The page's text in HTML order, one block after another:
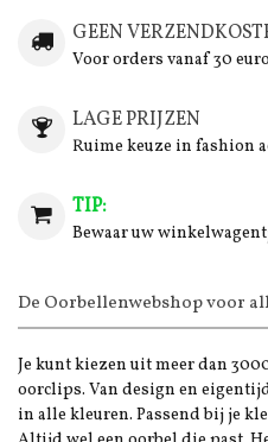
GEEN
Voor orders vanaf 30
LAGE PRIJZEN
Ruime keuze in fashion
TIP:
Bewaar uw
De Oorbellenwebshop voor
Je kunt kiezen uit meer dan
oorclips. Van design en
in alle kleuren. Passend bij je